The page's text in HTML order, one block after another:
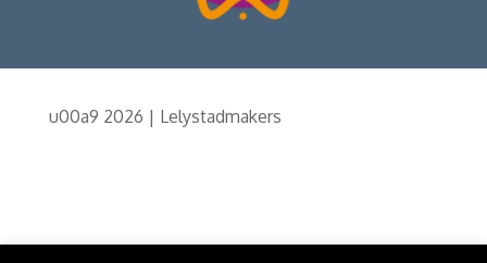
u00a9 2026 | Lelystadmakers